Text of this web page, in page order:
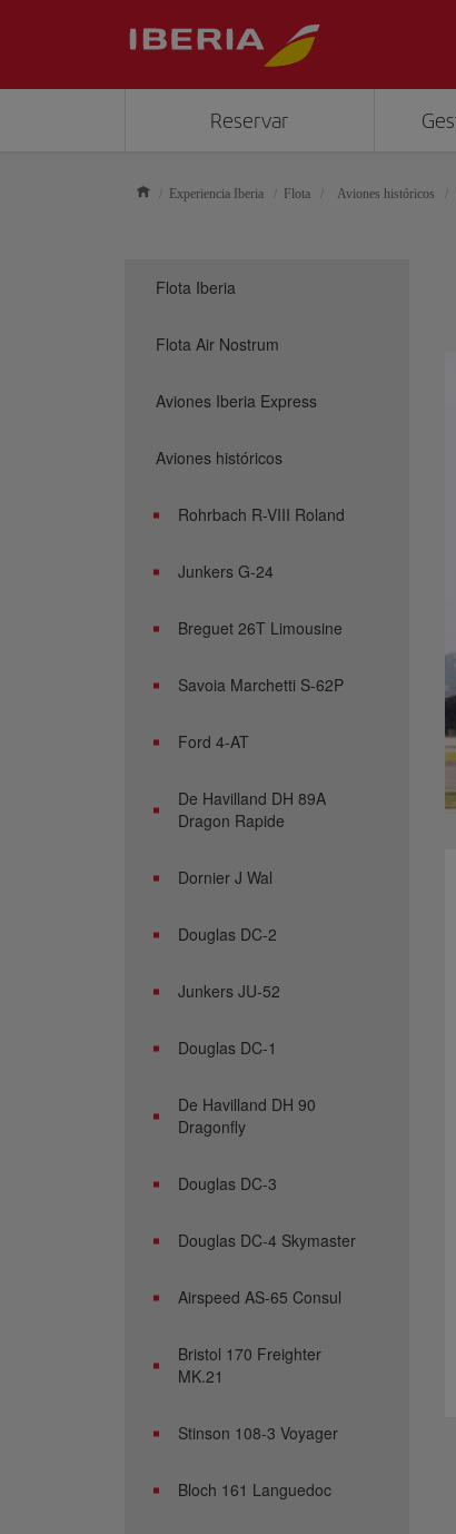
Reservar
Experiencia Iberia Flota Aviones históricos
Flota Iberia
Flota Air Nostrum
Aviones Iberia Express
Aviones históricos
Rohrbach R-VIII Roland
Junkers G-24
Breguet 26T Limousine
Savoia Marchetti S-62P
Ford 4-AT
De Havilland DH 89A
Dragon Rapide
Dornier J Wal
Douglas DC-2
Junkers JU-52
Douglas DC-1
De Havilland DH 90
Dragonfly
Douglas DC-3
Douglas DC-4 Skymaster
Airspeed AS-65 Consul
Bristol 170 Freighter
MK.21
Stinson 108-3 Voyager
Bloch 161 Languedoc